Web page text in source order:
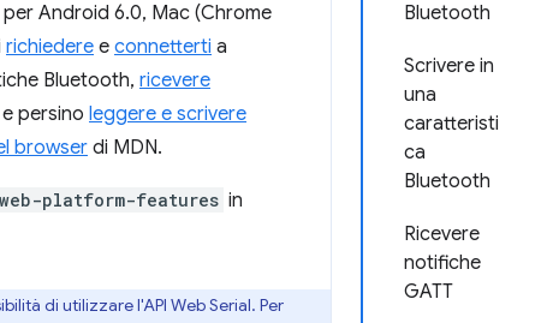
Bluetooth
Scrivere in
una
caratteristi
ca
Bluetooth
Ricevere
notifiche
GATT
Android 6.0, Mac (Chrome
richiedere e connetterti a
Bluetooth, ricevere
e persino leggere e scrivere
browser di MDN.
platform-features in
di utilizzare l'API Web Serial. Per